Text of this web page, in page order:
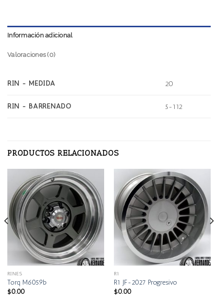
Información adicional
Valoraciones (0)
RIN - MEDIDA 20
RIN - BARRENADO 5-112
PRODUCTOS RELACIONADOS
RINES
Torq M6059b
$0.00
R1
R1 JF-2027 Progresivo
$0.00